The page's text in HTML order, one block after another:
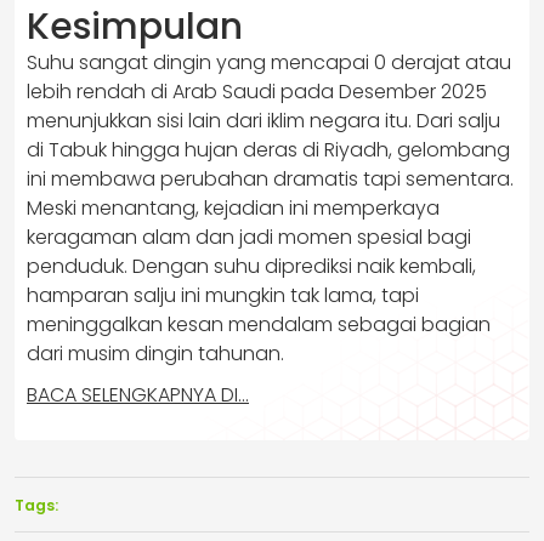
Kesimpulan
Suhu sangat dingin yang mencapai 0 derajat atau
lebih rendah di Arab Saudi pada Desember 2025
menunjukkan sisi lain dari iklim negara itu. Dari salju
di Tabuk hingga hujan deras di Riyadh, gelombang
ini membawa perubahan dramatis tapi sementara.
Meski menantang, kejadian ini memperkaya
keragaman alam dan jadi momen spesial bagi
penduduk. Dengan suhu diprediksi naik kembali,
hamparan salju ini mungkin tak lama, tapi
meninggalkan kesan mendalam sebagai bagian
dari musim dingin tahunan.
BACA SELENGKAPNYA DI…
Tags: